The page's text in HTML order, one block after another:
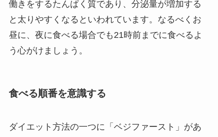
働きをするたんぱく質であり、分泌量が増加する
と太りやすくなるといわれています。なるべくお
昼に、夜に食べる場合でも21時前までに食べるよ
う心がけましょう。
食べる順番を意識する
ダイエット方法の一つに「ベジファースト」があ